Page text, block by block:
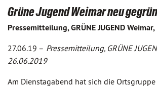
Grüne Jugend Weimar neu
Pressemitteilung, GRÜNE JUGEND
27.06.19 – Pressemitteilung, GRÜNE
26.06.2019
Am Dienstagabend hat sich die Ortsgruppe